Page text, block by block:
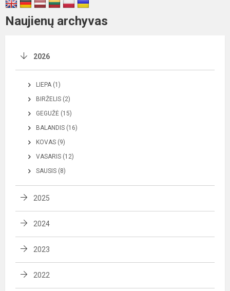
Naujienų archyvas
2026
LIEPA (1)
BIRŽELIS (2)
GEGUŽĖ (15)
BALANDIS (16)
KOVAS (9)
VASARIS (12)
SAUSIS (8)
2025
2024
2023
2022